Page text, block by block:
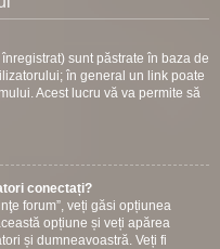
sunt păstrate în baza de
în general un link poate
Acest lucru vă va permite să
conectați?
forum”, veți găsi opțiunea
opțiune și veți apărea
și dumneavoastră. Veți fi